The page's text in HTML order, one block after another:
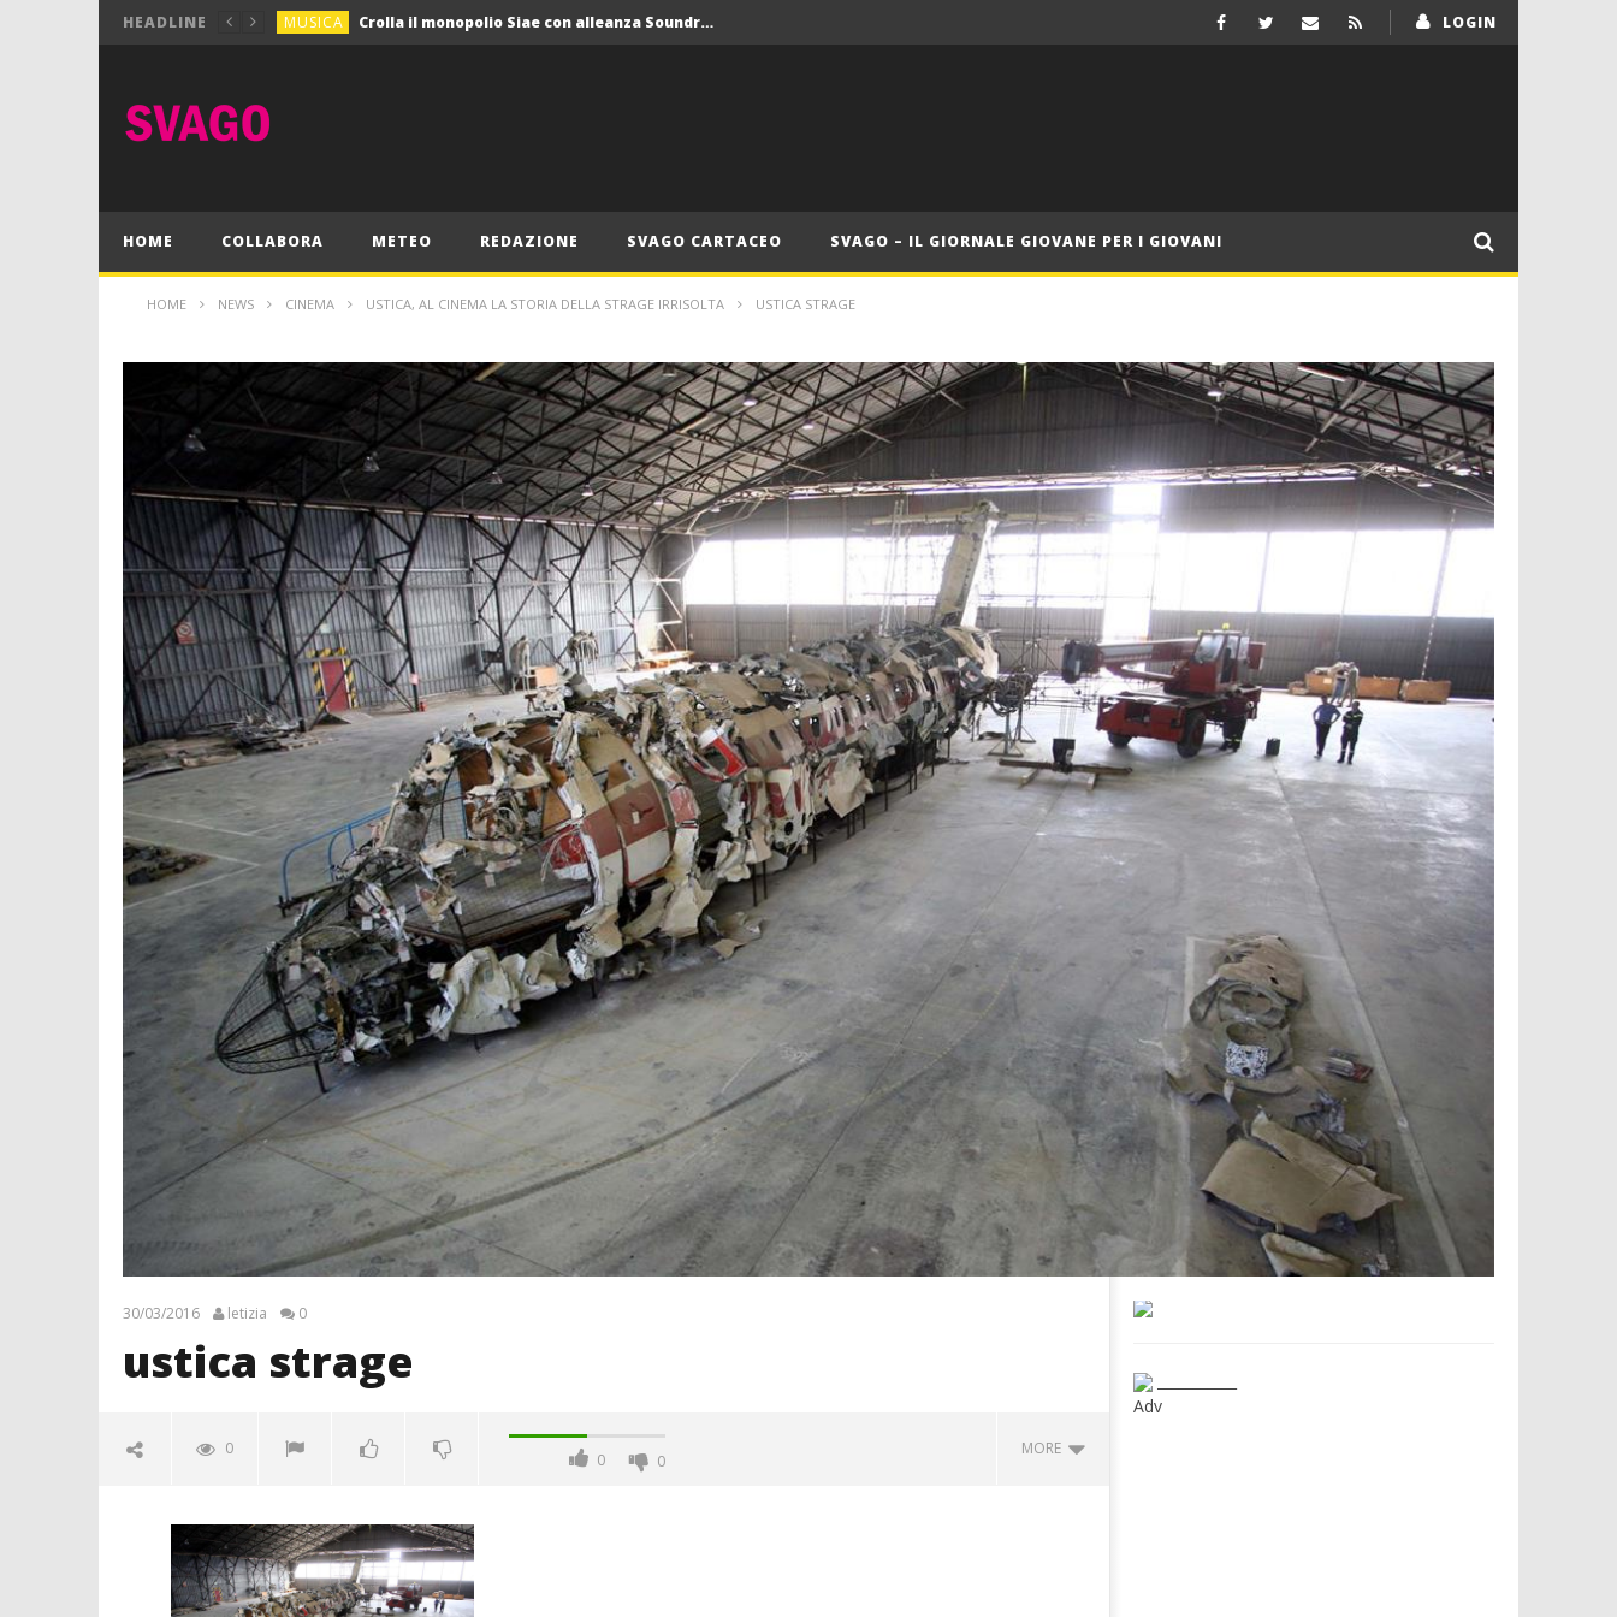
HEADLINE MUSICA Crolla il monopolio Siae con alleanza Soundreef – LEA
MUSICA Crolla il monopolio Siae con alleanza Soundreef – LEA
LOGIN
HOME COLLABORA METEO REDAZIONE SVAGO CARTACEO SVAGO – IL GIORNALE GIOVANE PER I GIOVANI
HOME NEWS CINEMA USTICA, AL CINEMA LA STORIA DELLA STRAGE IRRISOLTA USTICA STRAGE
30/03/2016 letizia 0
ustica strage
0
0 0
MORE
30/03/2016
letizia
___________
Adv